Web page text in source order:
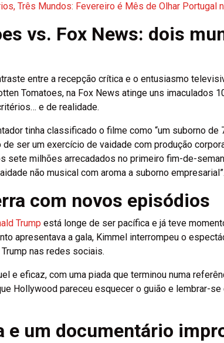
Três Mundos: Fevereiro é Mês de Olhar Portugal
vs. Fox News: dois
entre a recepção crítica e o entusiasmo
Tomatoes, na Fox News atinge uns imaculados
e de realidade.
tinha classificado o filme como “um suborno
de ser um exercício de vaidade com produção
sete milhões arrecadados no primeiro fim-de-
não musical com aroma a suborno empresarial”.
com novos episódios
Trump está longe de ser pacífica e já teve
apresentava a gala, Kimmel interrompeu o
nas redes sociais.
e eficaz, com uma piada que terminou numa
Hollywood pareceu esquecer o guião e lembrar-
e um documentário